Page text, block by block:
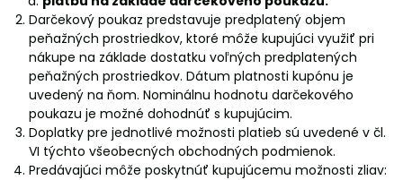
Darčekový poukaz predstavuje predplatený objem
peňažných prostriedkov, ktoré môže kupujúci využiť pri
nákupe na základe dostatku voľných predplatených
peňažných prostriedkov. Dátum platnosti kupónu je
uvedený na ňom. Nominálnu hodnotu darčekového
poukazu je možné dohodnúť s kupujúcim.
Doplatky pre jednotlivé možnosti platieb sú uvedené v čl.
VI týchto všeobecných obchodných podmienok.
Predávajúci môže poskytnúť kupujúcemu možnosti zliav: